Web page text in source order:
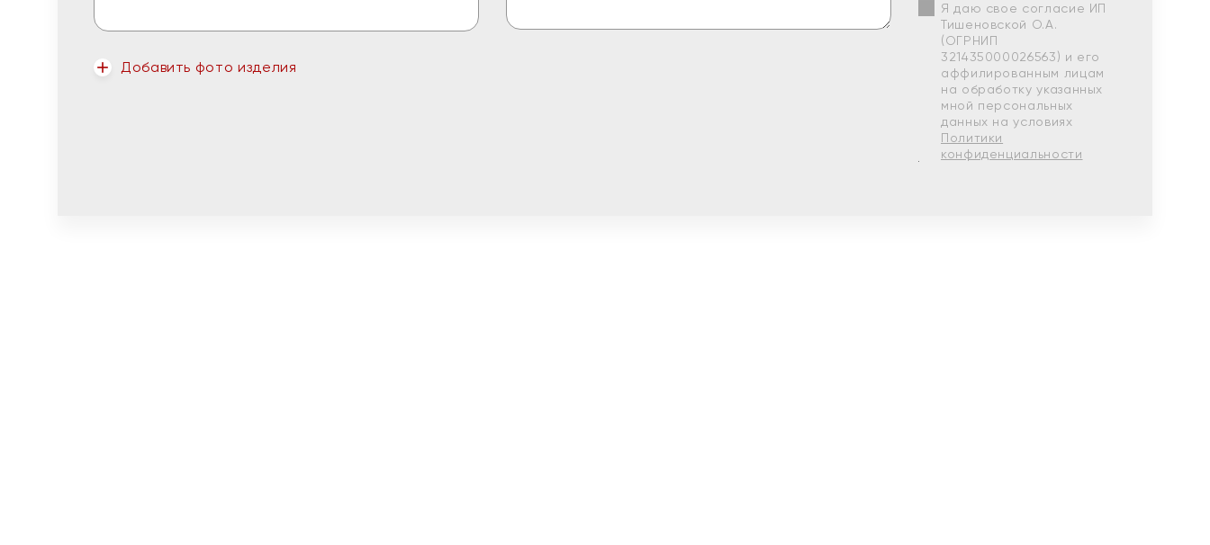
Добавить фото изделия
Я даю свое согласие ИП
Тишеновской О.А.
(ОГРНИП
321435000026563) и его
аффилированным лицам
на обработку указанных
мной персональных
данных на условиях
Политики
конфиденциальности